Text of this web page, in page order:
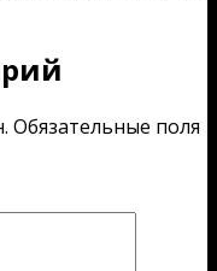
Обязательные поля